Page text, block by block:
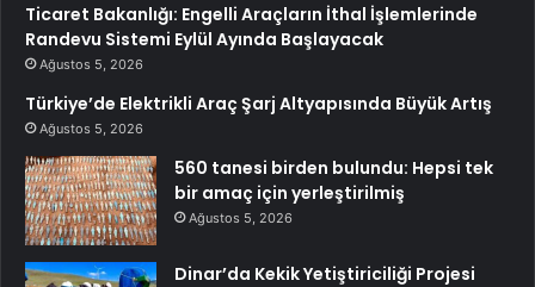
Ticaret Bakanlığı: Engelli Araçların İthal İşlemlerinde
Randevu Sistemi Eylül Ayında Başlayacak
Ağustos 5, 2026
Türkiye’de Elektrikli Araç Şarj Altyapısında Büyük Artış
Ağustos 5, 2026
560 tanesi birden bulundu: Hepsi tek
bir amaç için yerleştirilmiş
Ağustos 5, 2026
Dinar’da Kekik Yetiştiriciliği Projesi